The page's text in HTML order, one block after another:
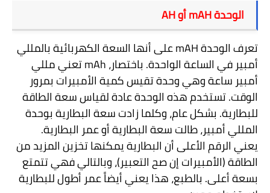
الوحدةmAHأوAH
تعرف الوحدةmAHعلى أنها السعة الكهربائية بالمللي
أمبير في الساعة الواحدة. باختصار،mAhتعني مللي
أمبير ساعة وهي وحدة تقيس كمية الأمبيرات بمرور
الوقت. تستخدم هذه الوحدة عادة لقياس سعة الطاقة
للبطارية. بشكل عام، وكلما زادت سعة البطارية بوحدة
المللي أمبير، طالت سعة البطارية أو عمر البطارية.
يعني الرقم الأعلى أن البطارية يمكنها تخزين المزيد من
الطاقة (الأمبيرات إن صح التعبير)، وبالتالي فهي تتمتع
بسعة أعلى. بالطبع، هذا يعني أيضاً عمر أطول للبطارية